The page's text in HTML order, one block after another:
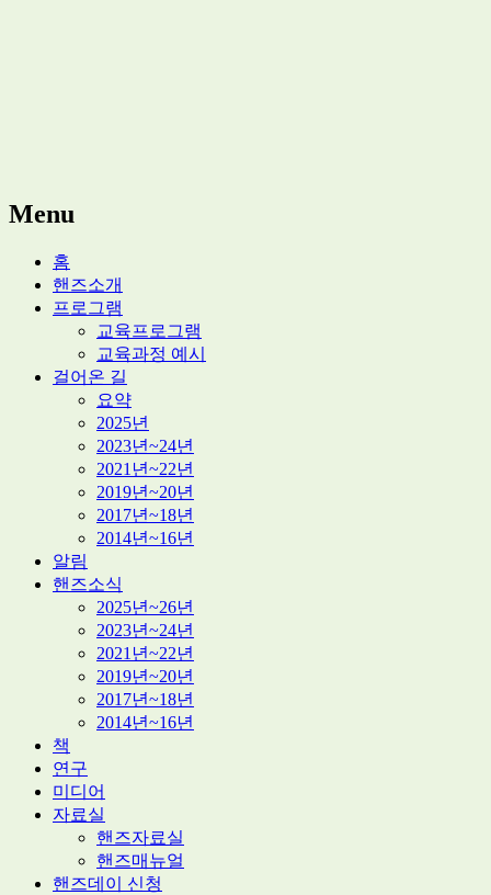
Menu
Skip
content
홈
핸즈소개
프로그램
교육프로그램
교육과정 예시
걸어온 길
요약
2025년
2023년~24년
2021년~22년
2019년~20년
2017년~18년
2014년~16년
알림
핸즈소식
2025년~26년
2023년~24년
2021년~22년
2019년~20년
2017년~18년
2014년~16년
책
연구
미디어
자료실
핸즈자료실
핸즈매뉴얼
핸즈데이 신청